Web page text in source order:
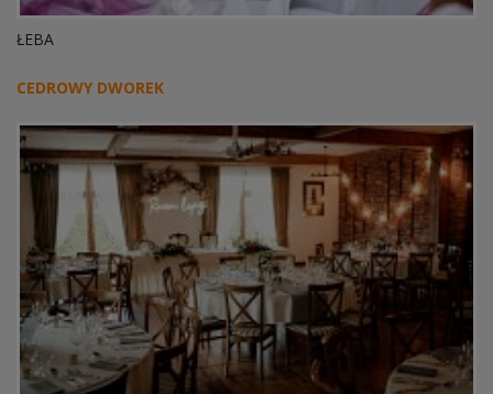
ŁEBA
CEDROWY DWOREK